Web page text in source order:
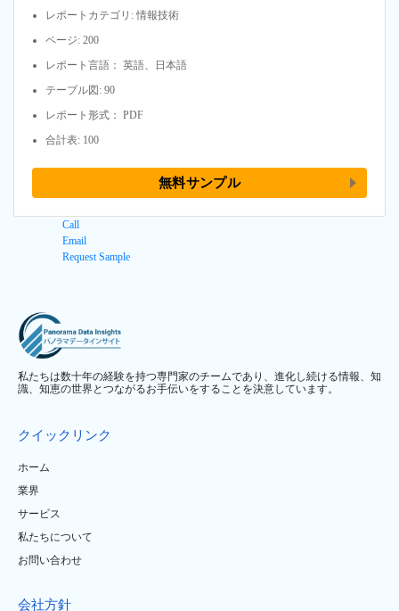
レポートカテゴリ: 情報技術
ページ: 200
レポート言語： 英語、日本語
テーブル図: 90
レポート形式： PDF
合計表: 100
無料サンプル
Call
Email
Request Sample
私たちは数十年の経験を持つ専門家のチームであり、進化し続ける情報、知
識、知恵の世界とつながるお手伝いをすることを決意しています。
クイックリンク
ホーム
業界
サービス
私たちについて
お問い合わせ
会社方針